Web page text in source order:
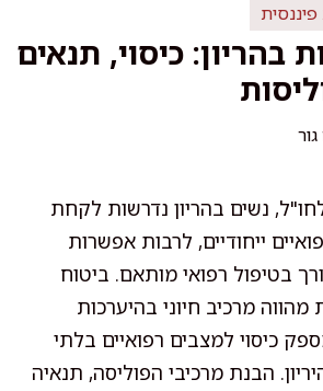
בהריון: כיסוי, תנאים
נשים בהריון נדרשות לקחת
ייחודיים, לרבות אפשרות
בטיפול רפואי מותאם. ביטוח
מהווה מרכיב חיוני בהיערכות
כיסוי למצבים רפואיים בלתי
הבנת מרכיבי הפוליסה, תנאיה